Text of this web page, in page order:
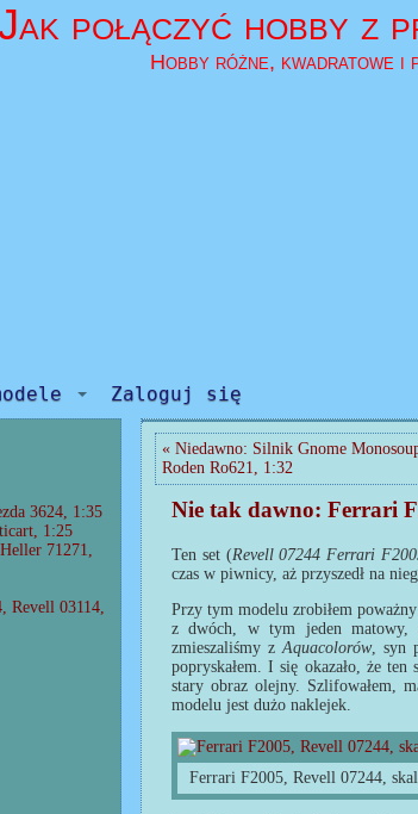
połączyć hobby z
Hobby różne, kwadratowe i
Zaloguj się
3624, 1:35
1:25
71271,
Revell 03114,
« Niedawno: Silnik Gnome
Roden Ro621, 1:32
Nie tak dawno: Ferrari
Ten set (Revell 07244 Ferrari
czas w piwnicy, aż przyszedł na
Przy tym modelu zrobiłem
z dwóch, w tym jeden matowy,
zmieszaliśmy z Aquacolorów, syn
popryskałem. I się okazało, że
stary obraz olejny. Szlifowałem,
modelu jest dużo naklejek.
Ferrari F2005, Revell 07244,